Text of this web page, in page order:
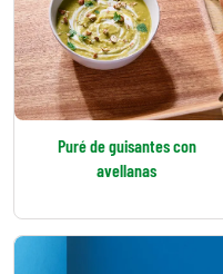
Puré de guisantes con
avellanas